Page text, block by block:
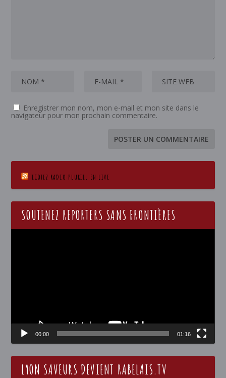
Enregistrer mon nom, mon e-mail et mon site dans le
navigateur pour mon prochain commentaire.
ECOTEZ RADIO PLURIEL EN LIVE
SOUTENEZ REPORTERS SANS FRONTIÈRES
00:00 01:16
LYON SAVEURS DEVIENT RABELAIS.TV